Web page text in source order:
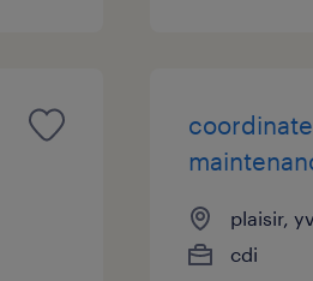
plaisir,
cdi